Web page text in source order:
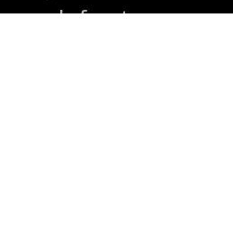
la fuente